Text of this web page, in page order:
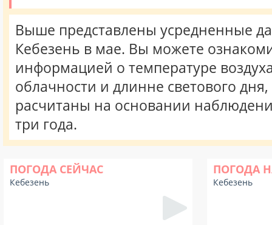
Выше представлены усредненные
Кебезень в мае. Вы можете
информацией о температуре
облачности и длинне светового
расчитаны на основании
три года.
ПОГОДА СЕЙЧАС
Кебезень
ПОГОДА
Кебезень